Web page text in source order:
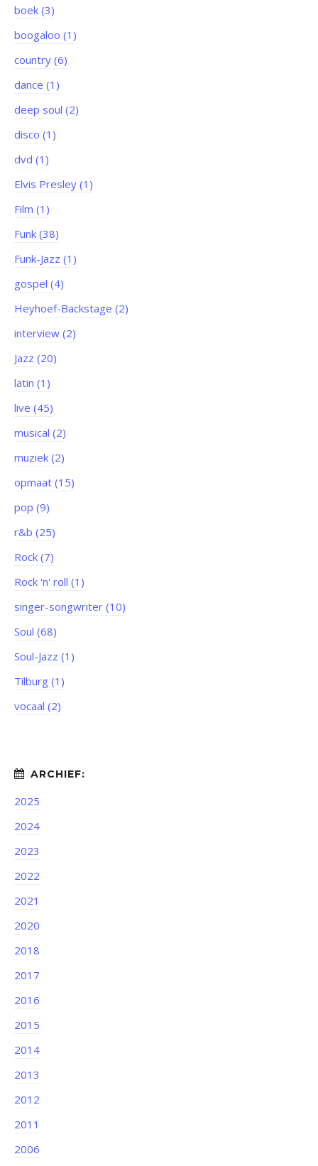
boek (3)
boogaloo (1)
country (6)
dance (1)
deep soul (2)
disco (1)
dvd (1)
Elvis Presley (1)
Film (1)
Funk (38)
Funk-Jazz (1)
gospel (4)
Heyhoef-Backstage (2)
interview (2)
Jazz (20)
latin (1)
live (45)
musical (2)
muziek (2)
opmaat (15)
pop (9)
r&b (25)
Rock (7)
Rock 'n' roll (1)
singer-songwriter (10)
Soul (68)
Soul-Jazz (1)
Tilburg (1)
vocaal (2)
2025
2024
2023
2022
2021
2020
2018
2017
2016
2015
2014
2013
2012
2011
2006